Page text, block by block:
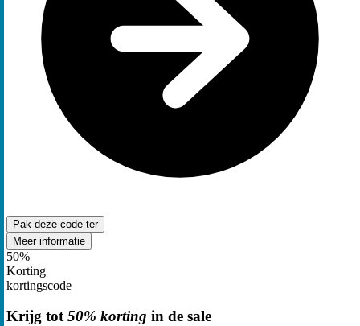
Pak deze code ter
Meer informatie
50%
Korting
kortingscode
Krijg tot50% korting in de sale